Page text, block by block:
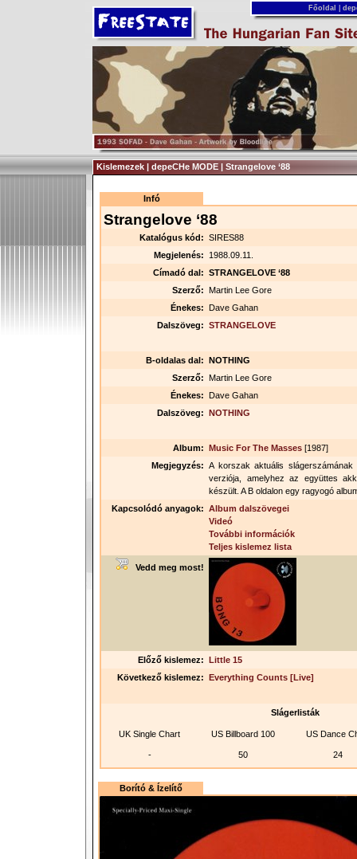
Főoldal
Kislemezek | depeCHe MODE | Strangelove ‘88
Infó
Strangelove ‘88
Katalógus kód: SIRES88
Megjelenés:
1988.09.11.
Címadó dal: STRANGELOVE ‘88
Szerző: Martin Lee Gore
Énekes: Dave Gahan
Dalszöveg: STRANGELOVE
B-oldalas dal: NOTHING
Szerző: Martin Lee Gore
Énekes: Dave Gahan
Dalszöveg: NOTHING
Album: Music For The Masses [1987]
Megjegyzés: A korszak aktuális slágerszámának
verziója, amelyhez az együttes
készült. A B oldalon egy ragyogó
Kapcsolódó anyagok: Album dalszövegei
Videó
További információk
Teljes kislemez lista
Vedd meg most!
Előző kislemez: Little 15
Következő kislemez: Everything Counts [Live]
Slágerlisták
UK Single Chart US Billboard 100 US Dance
- 50 24
Borító & Ízelítő